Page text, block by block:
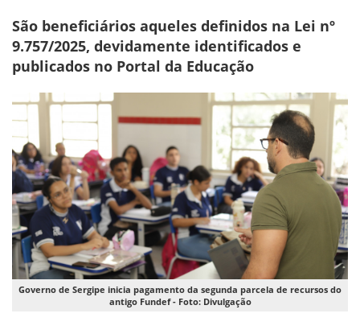
São beneficiários aqueles definidos na Lei nº
9.757/2025, devidamente identificados e
publicados no Portal da Educação
Governo de Sergipe inicia pagamento da segunda parcela de recursos do
antigo Fundef - Foto: Divulgação